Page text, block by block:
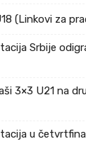
(Linkovi za
Srbije
3×3 U21 na
u